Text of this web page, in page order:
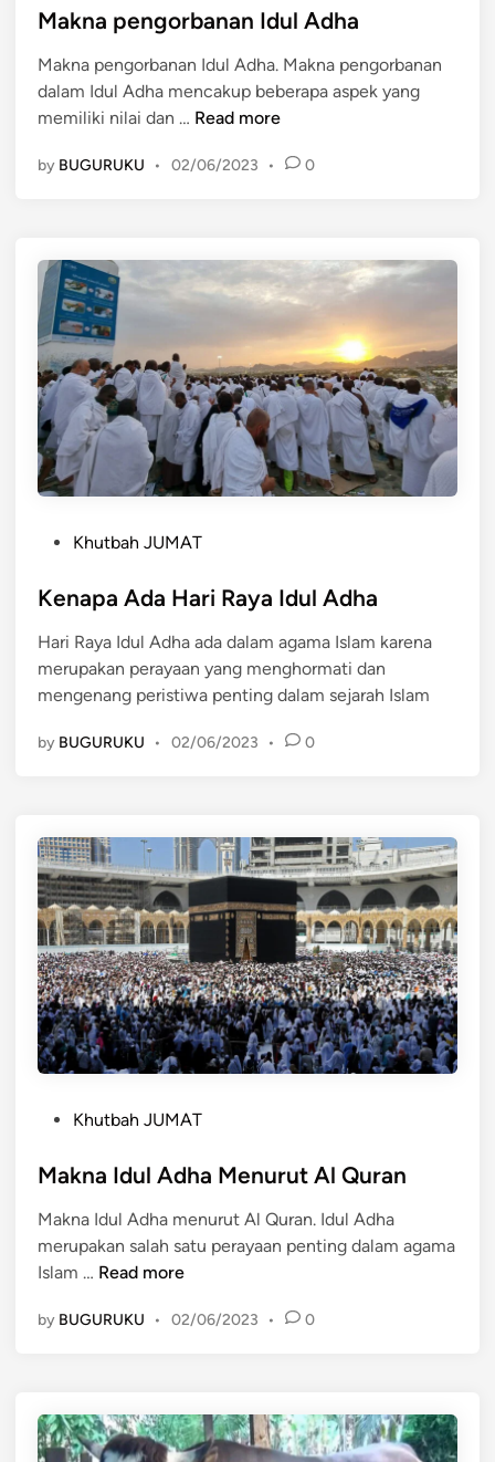
s
e
d
i
Makna pengorbanan Idul Adha
Makna pengorbanan Idul Adha. Makna pengorbanan
dalam Idul Adha mencakup beberapa aspek yang
memiliki nilai dan … M
k
e
r
b
a
n
a
I
u
A
d
h
Read more
by BUGURUKU • 02/06/2023 • 0
s
e
d
i
Khutbah JUMAT
Kenapa Ada Hari Raya Idul Adha
Hari Raya Idul Adha ada dalam agama Islam karena
merupakan perayaan yang menghormati dan
mengenang peristiwa penting dalam sejarah Islam
by BUGURUKU • 02/06/2023 • 0
s
e
d
i
Khutbah JUMAT
Makna Idul Adha Menurut Al Quran
Makna Idul Adha menurut Al Quran. Idul Adha
merupakan salah satu perayaan penting dalam agama
Islam … M
k
d
u
Read more
by BUGURUKU • 02/06/2023 • 0